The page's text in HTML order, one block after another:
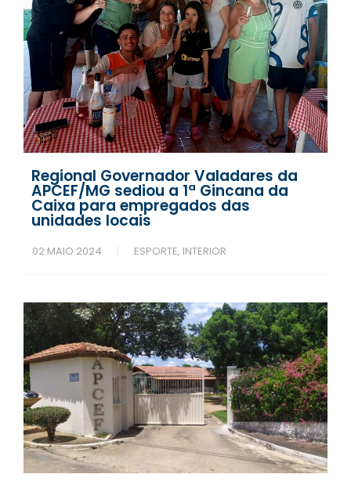
Regional Governador Valadares da
APCEF/MG sediou a 1ª Gincana da
Caixa para empregados das
unidades locais
02 MAIO 2024 ESPORTE, INTERIOR